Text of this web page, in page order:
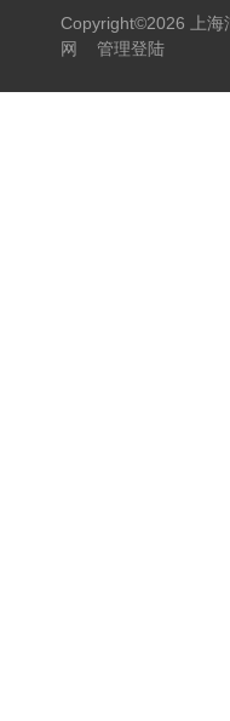
Copyright©2026 上
网
管理登陆